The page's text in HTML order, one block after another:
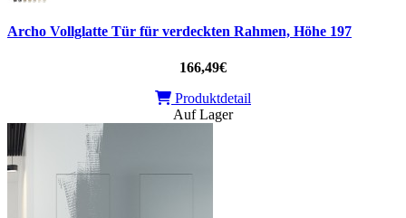
Archo Vollglatte Tür für verdeckten Rahmen, Höhe 197
166,49€
Produktdetail
Auf Lager